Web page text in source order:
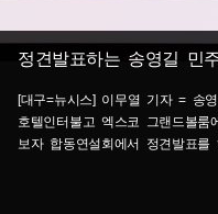
정견발표하는 송영길 민
[대구=뉴시스] 이무열 기자 = 송
호텔인터불고 엑스코 그랜드볼
보자 합동연설회에서 정견발표